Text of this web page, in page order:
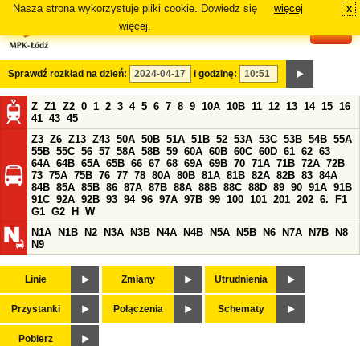
Nasza strona wykorzystuje pliki cookie. Dowiedz się
więcej.
więcej x
Sprawdź rozkład na dzień: i godzinę:
Z Z1 Z2 0 1 2 3 4 5 6 7 8 9 10A 10B 11 12 13 14 15 16
41 43 45
Z3 Z6 Z13 Z43 50A 50B 51A 51B 52 53A 53C 53B 54B 55A
55B 55C 56 57 58A 58B 59 60A 60B 60C 60D 61 62 63
64A 64B 65A 65B 66 67 68 69A 69B 70 71A 71B 72A 72B
73 75A 75B 76 77 78 80A 80B 81A 81B 82A 82B 83 84A
84B 85A 85B 86 87A 87B 88A 88B 88C 88D 89 90 91A 91B
91C 92A 92B 93 94 96 97A 97B 99 100 101 201 202 6.
F1
G1 G2 H
W
N1A
N1B N2 N3A N3B N4A N4B N5A N5B N6 N7A N7B
N8
N9
Linie Zmiany Utrudnienia
Przystanki Połączenia Schematy
Pobierz